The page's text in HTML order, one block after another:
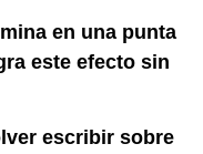
en una punta
este efecto sin
escribir sobre